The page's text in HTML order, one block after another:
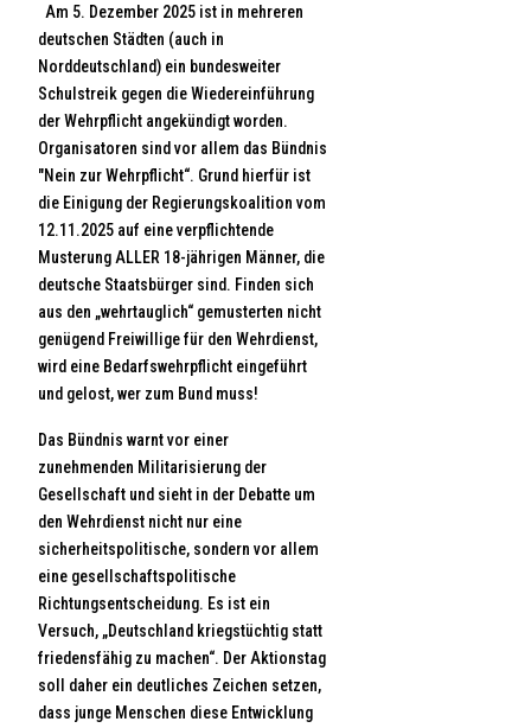
Am 5. Dezember 2025 ist in mehreren
deutschen Städten (auch in
Norddeutschland) ein bundesweiter
Schulstreik gegen die Wiedereinführung
der Wehrpflicht angekündigt worden.
Organisatoren sind vor allem das Bündnis
"Nein zur Wehrpflicht“. Grund hierfür ist
die Einigung der Regierungskoalition vom
12.11.2025 auf eine verpflichtende
Musterung ALLER 18-jährigen Männer, die
deutsche Staatsbürger sind. Finden sich
aus den „wehrtauglich“ gemusterten nicht
genügend Freiwillige für den Wehrdienst,
wird eine Bedarfswehrpflicht eingeführt
und gelost, wer zum Bund muss!
Das Bündnis warnt vor einer
zunehmenden Militarisierung der
Gesellschaft und sieht in der Debatte um
den Wehrdienst nicht nur eine
sicherheitspolitische, sondern vor allem
eine gesellschaftspolitische
Richtungsentscheidung. Es ist ein
Versuch, „Deutschland kriegstüchtig statt
friedensfähig zu machen“. Der Aktionstag
soll daher ein deutliches Zeichen setzen,
dass junge Menschen diese Entwicklung